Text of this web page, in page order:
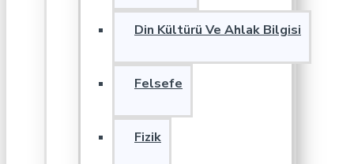
Din Kültürü Ve Ahlak Bilgisi
Felsefe
Fizik